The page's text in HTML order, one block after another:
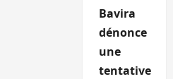
Bavira
dénonce
une
tentative